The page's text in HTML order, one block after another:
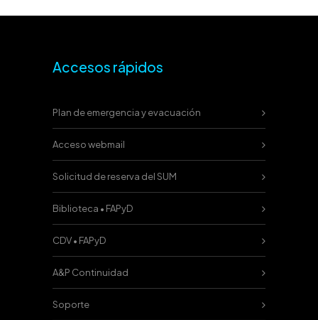
Accesos rápidos
Plan de emergencia y evacuación
Acceso webmail
Solicitud de reserva del SUM
Biblioteca • FAPyD
CDV • FAPyD
A&P Continuidad
Soporte